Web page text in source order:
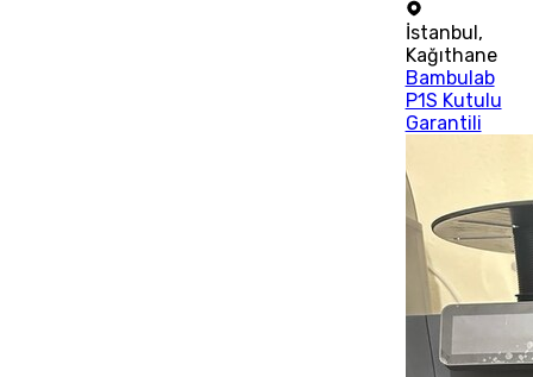
İstanbul,
Kağıthane
Bambulab
P1S Kutulu
Garantili